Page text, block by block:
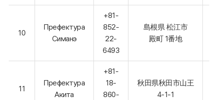
10
Префектура
Симанэ
+81-
852-
22-
6493
島根県 松江市
殿町 1番地
11
Префектура
Акита
+81-
18-
860-
秋田県秋田市山王
4-1-1